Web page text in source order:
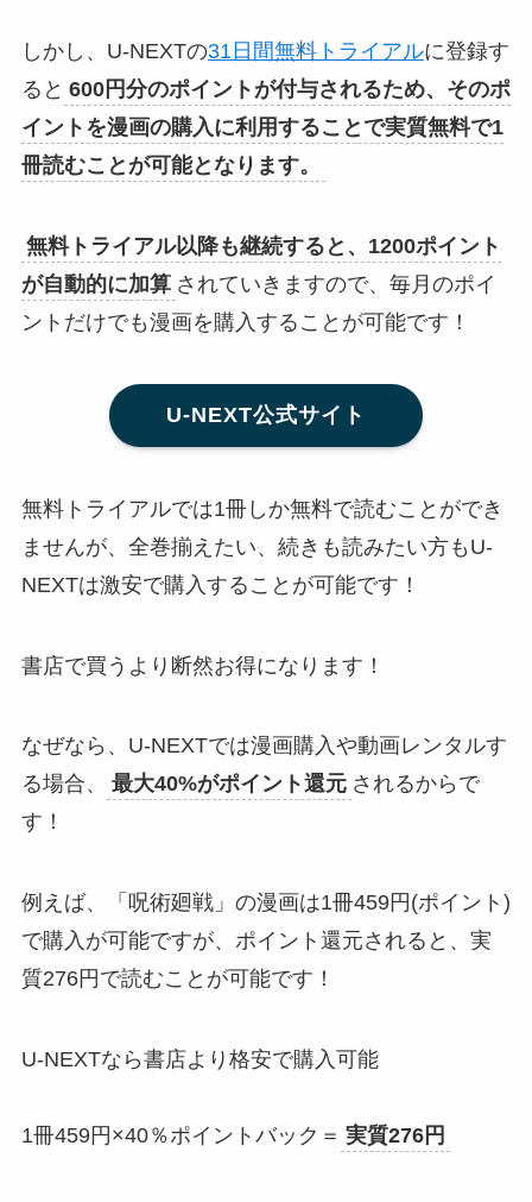
しかし、U-NEXTの31日間無料トライアルに登録す
ると 600円分のポイントが付与されるため、そのポ
イントを漫画の購入に利用することで実質無料で1
冊読むことが可能となります。
無料トライアル以降も継続すると、1200ポイント
が自動的に加算 されていきますので、毎月のポイ
ントだけでも漫画を購入することが可能です！
U-NEXT公式サイト
無料トライアルでは1冊しか無料で読むことができ
ませんが、全巻揃えたい、続きも読みたい方もU-
NEXTは激安で購入することが可能です！
書店で買うより断然お得になります！
なぜなら、U-NEXTでは漫画購入や動画レンタルす
る場合、
最大40%がポイント還元 されるからで
す！
例えば、「呪術廻戦」の漫画は1冊459円(ポイント)
で購入が可能ですが、ポイント還元されると、実
質276円で読むことが可能です！
U-NEXTなら書店より格安で購入可能
1冊459円×40％ポイントバック＝ 実質276円